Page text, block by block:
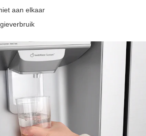
aan elkaar